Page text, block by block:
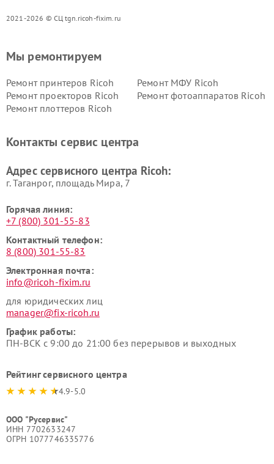
2021-2026 © СЦ tgn.ricoh-fixim.ru
Мы ремонтируем
Ремонт принтеров Ricoh
Ремонт МФУ Ricoh
Ремонт проекторов Ricoh
Ремонт фотоаппаратов Ricoh
Ремонт плоттеров Ricoh
Контакты сервис центра
Адрес сервисного центра Ricoh:
г. Таганрог, площадь Мира, 7
Горячая линия:
+7 (800) 301-55-83
Контактный телефон:
8 (800) 301-55-83
Электронная почта:
info@ricoh-fixim.ru
для юридических лиц
manager@fix-ricoh.ru
График работы:
ПН-ВСК с 9:00 до 21:00 без перерывов и выходных
Рейтинг сервисного центра
4.9-5.0
ООО "Русервис"
ИНН 7702633247
ОГРН 1077746335776